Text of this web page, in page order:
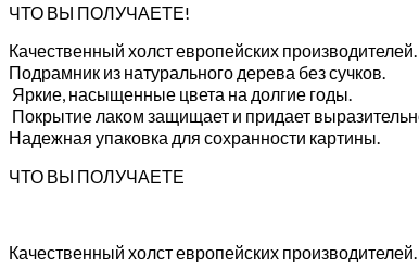
ЧТО ВЫ ПОЛУЧАЕТЕ!
Качественный холст европейских производителей.
Подрамник из натурального дерева без сучков.
Яркие, насыщенные цвета на долгие годы.
Покрытие лаком защищает и придает
Надежная упаковка для сохранности картины.
ЧТО ВЫ ПОЛУЧАЕТЕ
Качественный холст европейских производителей.